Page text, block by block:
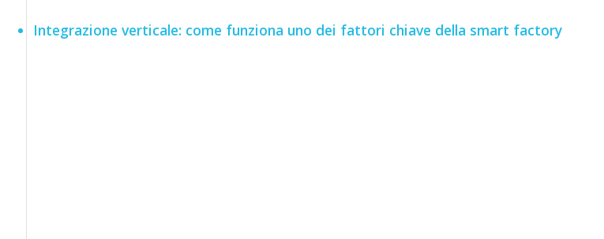
Integrazione verticale: come funziona uno dei fattori chiave della smart factory